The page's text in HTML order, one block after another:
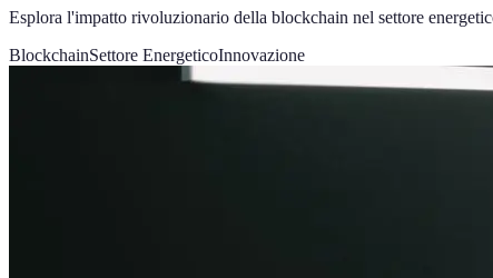
Esplora l'impatto rivoluzionario della blockchain nel settore
BlockchainSettore EnergeticoInnovazione